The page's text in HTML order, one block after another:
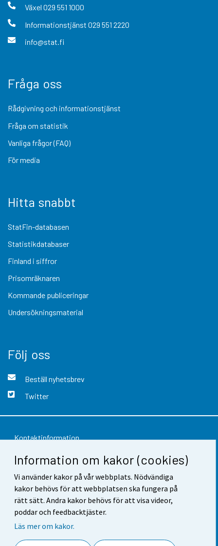
Information om kakor (cookies)
Vi använder kakor på vår webbplats. Nödvändiga
kakor behövs för att webbplatsen ska fungera på
rätt sätt. Andra kakor behövs för att visa videor,
poddar och feedbacktjäster.
Läs mer om kakor.
Växel 029 551 1000
Informationstjänst 029 551 2220
info@stat.fi
Fråga oss
Rådgivning och informationstjänst
Fråga om statistik
Vanliga frågor (FAQ)
För media
Hitta snabbt
StatFin-databasen
Statistikdatabaser
Finland i siffror
Prisomräknaren
Kommande publiceringar
Undersökningsmaterial
Följ oss
Beställ nyhetsbrev
Twitter
Kontaktinformation
Respons
Användarvillkor
Dataskydd
Tillgänglighet